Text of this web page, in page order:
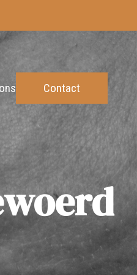
Contact